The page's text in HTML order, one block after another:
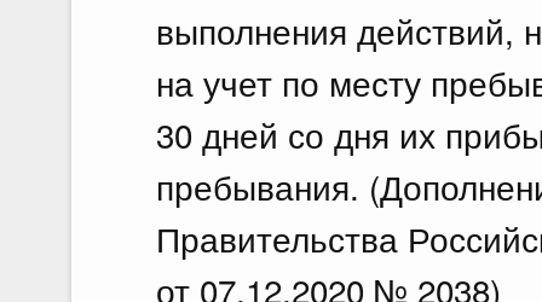
выполнения действий,
на учет по месту
30 дней со дня их
пребывания.
Правительства
от 07.12.2020 № 2038)